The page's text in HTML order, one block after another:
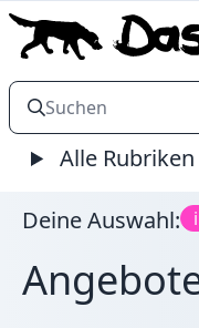
Alle Rubriken
Deine Auswahl: